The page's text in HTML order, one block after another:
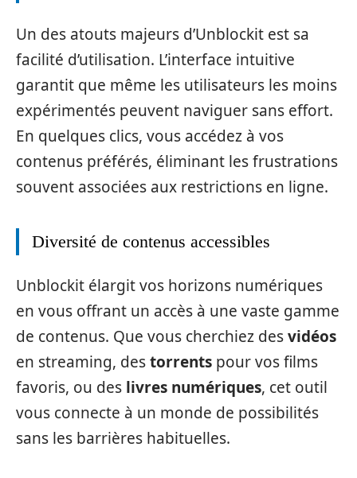
Un des atouts majeurs d’Unblockit est sa
facilité d’utilisation. L’interface intuitive
garantit que même les utilisateurs les moins
expérimentés peuvent naviguer sans effort.
En quelques clics, vous accédez à vos
contenus préférés, éliminant les frustrations
souvent associées aux restrictions en ligne.
Diversité de contenus accessibles
Unblockit élargit vos horizons numériques
en vous offrant un accès à une vaste gamme
de contenus. Que vous cherchiez desvidéos
en streaming, destorrents pour vos films
favoris, ou des livres numériques, cet outil
vous connecte à un monde de possibilités
sans les barrières habituelles.